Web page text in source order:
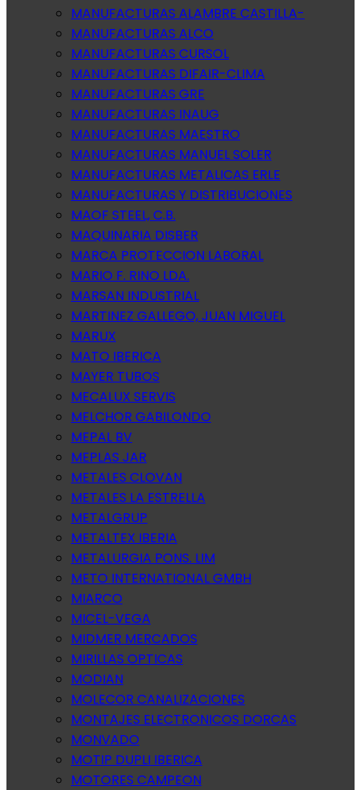
MANUFACTURAS ALAMBRE CASTILLA-
MANUFACTURAS ALCO
MANUFACTURAS CURSOL
MANUFACTURAS DIFAIR-CLIMA
MANUFACTURAS GRE
MANUFACTURAS INAUG
MANUFACTURAS MAESTRO
MANUFACTURAS MANUEL SOLER
MANUFACTURAS METALICAS ERLE
MANUFACTURAS Y DISTRIBUCIONES
MAOF STEEL, C.B.
MAQUINARIA DISBER
MARCA PROTECCION LABORAL
MARIO F. RINO LDA.
MARSAN INDUSTRIAL
MARTINEZ GALLEGO, JUAN MIGUEL
MARUX
MATO IBERICA
MAYER TUBOS
MECALUX SERVIS
MELCHOR GABILONDO
MEPAL BV
MEPLAS JAR
METALES CLOVAN
METALES LA ESTRELLA
METALGRUP
METALTEX IBERIA
METALURGIA PONS. LIM
METO INTERNATIONAL GMBH
MIARCO
MICEL-VEGA
MIDMER MERCADOS
MIRILLAS OPTICAS
MODIAN
MOLECOR CANALIZACIONES
MONTAJES ELECTRONICOS DORCAS
MONVADO
MOTIP DUPLI IBERICA
MOTORES CAMPEON